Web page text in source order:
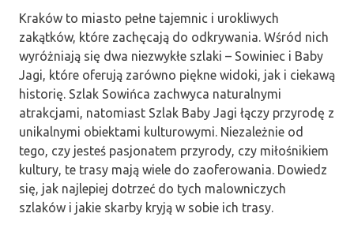
Kraków to miasto pełne tajemnic i urokliwych
zakątków, które zachęcają do odkrywania. Wśród nich
wyróżniają się dwa niezwykłe szlaki – Sowiniec i Baby
Jagi, które oferują zarówno piękne widoki, jak i ciekawą
historię. Szlak Sowińca zachwyca naturalnymi
atrakcjami, natomiast Szlak Baby Jagi łączy przyrodę z
unikalnymi obiektami kulturowymi. Niezależnie od
tego, czy jesteś pasjonatem przyrody, czy miłośnikiem
kultury, te trasy mają wiele do zaoferowania. Dowiedz
się, jak najlepiej dotrzeć do tych malowniczych
szlaków i jakie skarby kryją w sobie ich trasy.